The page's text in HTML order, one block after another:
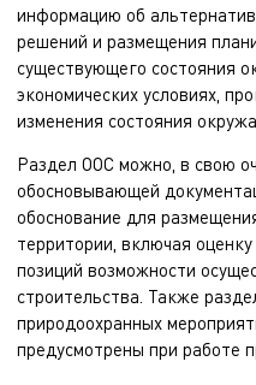
информацию об
решений и размещения
существующего состояния
экономических условиях,
изменения состояния
Раздел ООС можно, в свою
обосновывающей
обоснование для
территории, включая
позиций возможности
строительства. Также
природоохранных
предусмотрены при работе